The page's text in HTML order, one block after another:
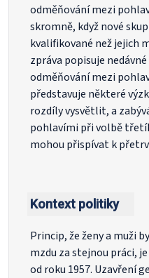
odměňování mezi
skromně, když nové
kvalifikované než jejich
zpráva popisuje
odměňování mezi
představuje některé
rozdíly vysvětlit, a
pohlavími při volbě
mohou přispívat k
Kontext politiky
Princip, že ženy a muži
mzdu za stejnou práci,
od roku 1957. Uzavření